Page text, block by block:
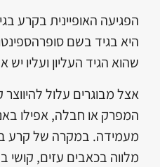
הפגיעה האופיינית בקרע
היא בגיד בשם
שהוא הגיד העליון ועליו
אצל מבוגרים עלול
המפרק או חבלה, אפילו
מעמידה. במקרה של קרע
מלווה בכאבים עזים,